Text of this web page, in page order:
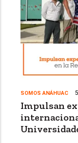
SOMOS ANÁHUAC
Impulsan